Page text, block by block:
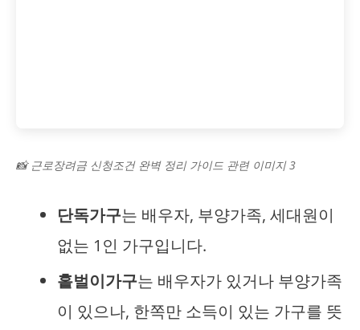
📸 근로장려금 신청조건 완벽 정리 가이드 관련 이미지 3
단독가구는 배우자, 부양가족, 세대원이
없는 1인 가구입니다.
홑벌이가구는 배우자가 있거나 부양가족
이 있으나, 한쪽만 소득이 있는 가구를 뜻